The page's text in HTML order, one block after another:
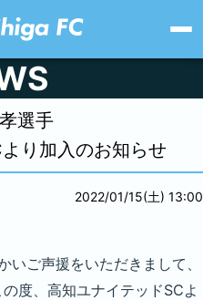
選手
り加入のお知らせ
2022/01/15(土) 13:00
いご声援をいただきまして、
度、高知ユナイテッドSCよ